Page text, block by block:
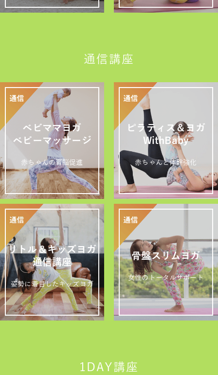
通信講座
ベビママヨガ
ベビーマッサージ
赤ちゃんの育脳促進
ピラティス＆ヨガ
WithBaby
赤ちゃんと体幹強化
リトル＆キッズヨガ
通信講座
姿勢に着目したキッズヨガ
骨盤スリムヨガ
女性のトータルサポート
1DAY講座